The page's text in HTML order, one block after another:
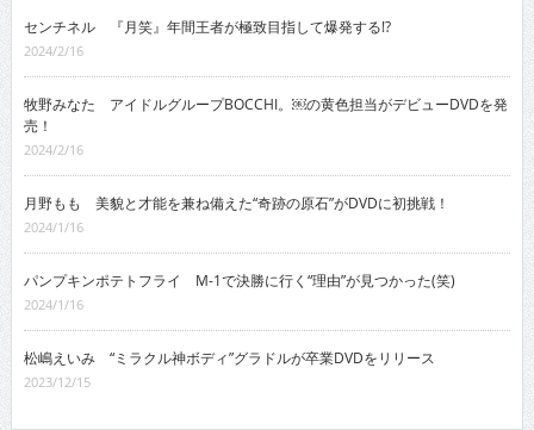
センチネル 『月笑』年間王者が極致目指して爆発する!?
2024/2/16
牧野みなた アイドルグループBOCCHI。￼の黄色担当がデビューDVDを発
売！
2024/2/16
月野もも 美貌と才能を兼ね備えた“奇跡の原石”がDVDに初挑戦！
2024/1/16
パンプキンポテトフライ M-1で決勝に行く“理由”が見つかった(笑)
2024/1/16
松嶋えいみ “ミラクル神ボディ”グラドルが卒業DVDをリリース
2023/12/15